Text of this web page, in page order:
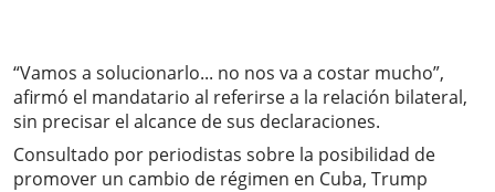
“Vamos a solucionarlo... no nos va a costar mucho”,
afirmó el mandatario al referirse a la relación bilateral,
sin precisar el alcance de sus declaraciones.
Consultado por periodistas sobre la posibilidad de
promover un cambio de régimen en Cuba, Trump